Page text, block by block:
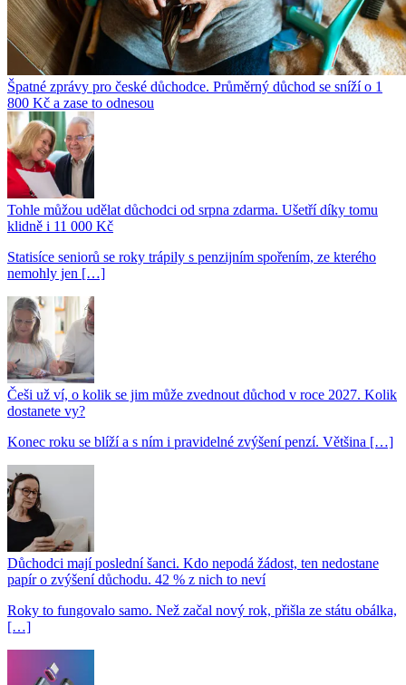
Špatné zprávy pro české důchodce. Průměrný důchod se sníží o 1
800 Kč a zase to odnesou
Tohle můžou udělat důchodci od srpna zdarma. Ušetří díky tomu
klidně i 11 000 Kč
Statisíce seniorů se roky trápily s penzijním spořením, ze kterého
nemohly jen […]
Češi už ví, o kolik se jim může zvednout důchod v roce 2027. Kolik
dostanete vy?
Konec roku se blíží a s ním i pravidelné zvýšení penzí. Většina […]
Důchodci mají poslední šanci. Kdo nepodá žádost, ten nedostane
papír o zvýšení důchodu. 42 % z nich to neví
Roky to fungovalo samo. Než začal nový rok, přišla ze státu obálka,
[…]